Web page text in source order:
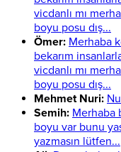
vicdanlı mı
boyu posu dış...
Ömer: Merhaba
bekarım
vicdanlı mı
boyu posu dış...
Mehmet Nuri:
Semih: Merhaba
boyu var bunu
yazmasın lütfen...